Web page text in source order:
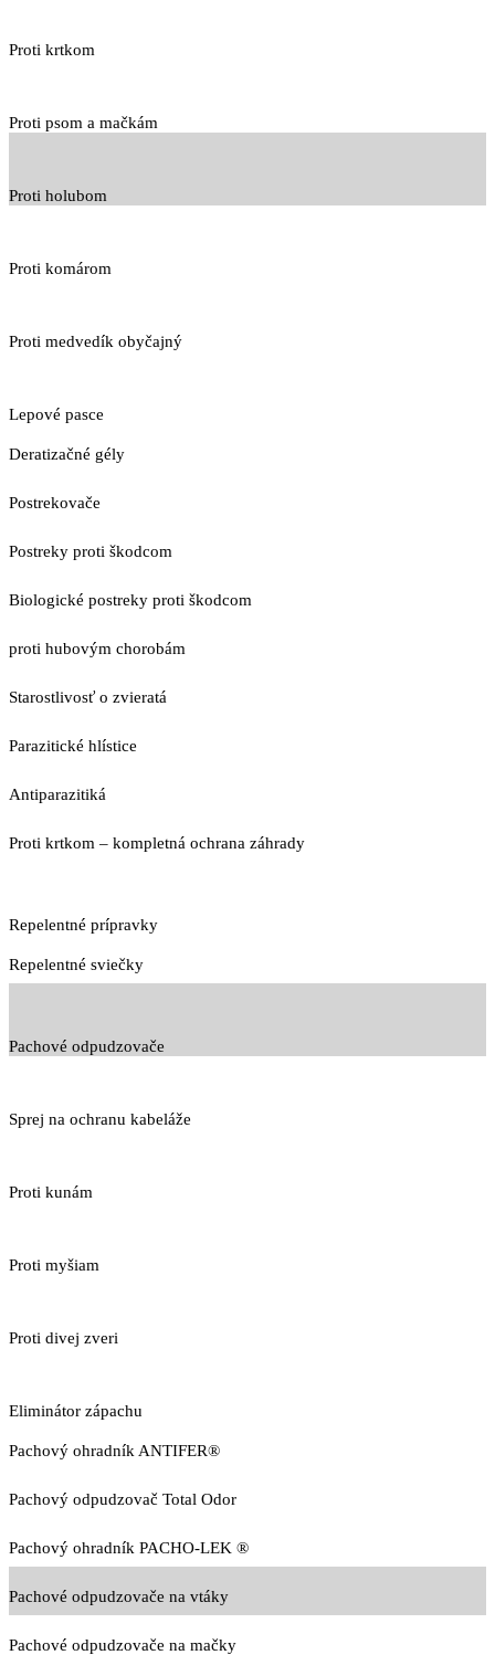
Proti krtkom
Proti psom a mačkám
Proti holubom
Proti komárom
Proti medvedík obyčajný
Lepové pasce
Deratizačné gély
Postrekovače
Postreky proti škodcom
Biologické postreky proti škodcom
proti hubovým chorobám
Starostlivosť o zvieratá
Parazitické hlístice
Antiparazitiká
Proti krtkom – kompletná ochrana záhrady
Repelentné prípravky
Repelentné sviečky
Pachové odpudzovače
Sprej na ochranu kabeláže
Proti kunám
Proti myšiam
Proti divej zveri
Eliminátor zápachu
Pachový ohradník ANTIFER®
Pachový odpudzovač Total Odor
Pachový ohradník PACHO-LEK ®
Pachové odpudzovače na vtáky
Pachové odpudzovače na mačky